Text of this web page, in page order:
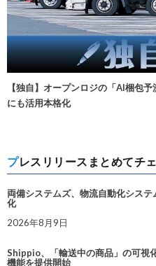
【独自】オープンロジの「AI梱包
にも活用本格化
プレスリリースまとめてチ
両備システムズ、物流自動化シス
化
2026年8月9日
Shippio、「輸送中の商品」の可視
機能を提供開始